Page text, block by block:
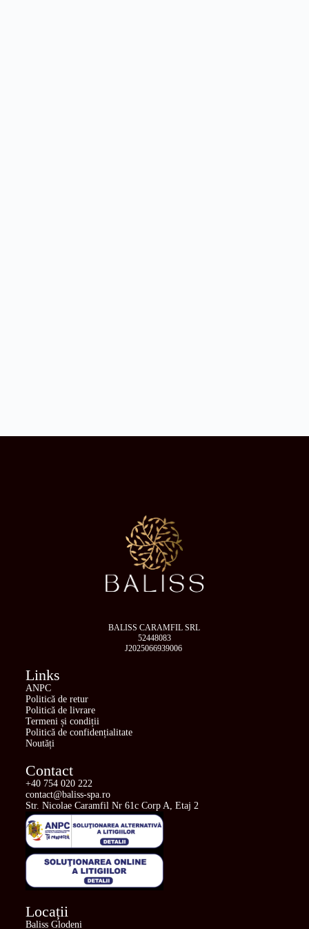
BALISS CARAMFIL SRL
52448083
J2025066939006
Links
ANPC
Politică de retur
Politică de livrare
Termeni și condiții
Politică de confidențialitate
Noutăți
Contact
+40 754 020 222
contact@baliss-spa.ro
Str. Nicolae Caramfil Nr 61c Corp A, Etaj 2
Locații
Baliss Glodeni